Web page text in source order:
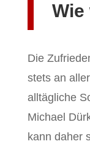
Wie
Die
stets an
alltägliche
Michael
kann daher